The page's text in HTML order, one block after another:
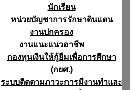
นักเรียน
หน่วยบัญชาการรักษาดินแดน
งานปกครอง
งานแนะแนวอาชีพ
กองทุนเงินให้กู้ยืมเพื่อการศึกษา
(กยศ.)
ระบบติดตามภาวะการมีงานทำและ